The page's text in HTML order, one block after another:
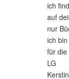
ich
auf
nur
ich
für die
LG
Kerstin